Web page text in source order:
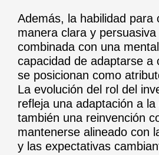
Además, la habilidad para
manera clara y persuasiva
combinada con una
capacidad de adaptarse a
se posicionan como
La evolución del rol del
refleja una adaptación a
también una reinvención
mantenerse alineado con
y las expectativas